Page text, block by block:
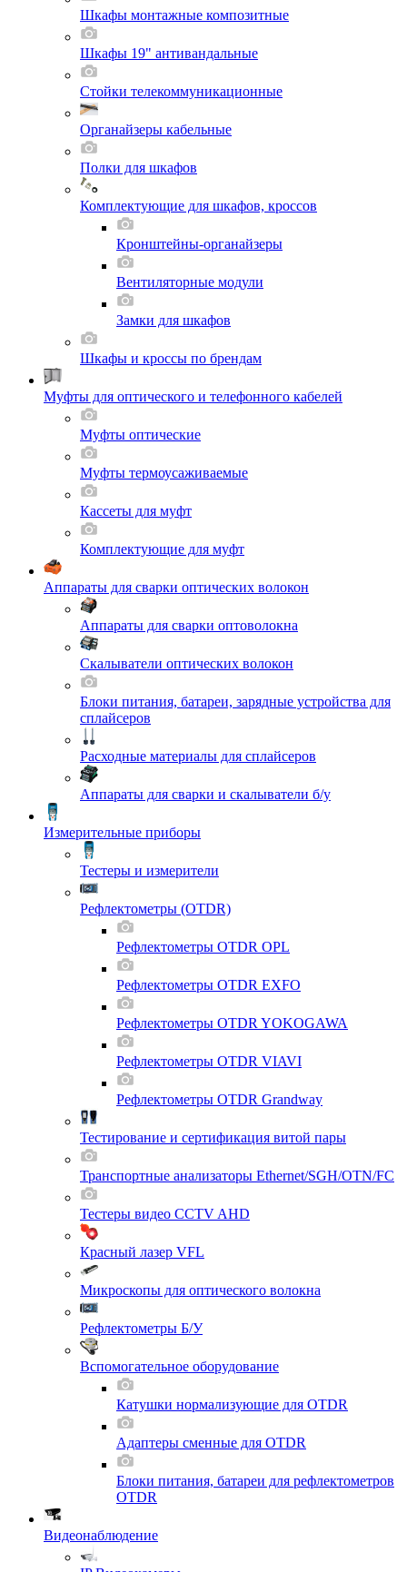
Шкафы монтажные композитные
Шкафы 19" антивандальные
Стойки телекоммуникационные
Органайзеры кабельные
Полки для шкафов
Комплектующие для шкафов, кроссов
Кронштейны-органайзеры
Вентиляторные модули
Замки для шкафов
Шкафы и кроссы по брендам
Муфты для оптического и телефонного кабелей
Муфты оптические
Муфты термоусаживаемые
Кассеты для муфт
Комплектующие для муфт
Аппараты для сварки оптических волокон
Аппараты для сварки оптоволокна
Скалыватели оптических волокон
Блоки питания, батареи, зарядные устройства для
сплайсеров
Расходные материалы для сплайсеров
Аппараты для сварки и скалыватели б/у
Измерительные приборы
Тестеры и измерители
Рефлектометры (OTDR)
Рефлектометры OTDR OPL
Рефлектометры OTDR EXFO
Рефлектометры OTDR YOKOGAWA
Рефлектометры OTDR VIAVI
Рефлектометры OTDR Grandway
Тестирование и сертификация витой пары
Транспортные анализаторы Ethernet/SGH/OTN/FC
Тестеры видео CCTV AHD
Красный лазер VFL
Микроскопы для оптического волокна
Рефлектометры Б/У
Вспомогательное оборудование
Катушки нормализующие для OTDR
Адаптеры сменные для OTDR
Блоки питания, батареи для рефлектометров
OTDR
Видеонаблюдение